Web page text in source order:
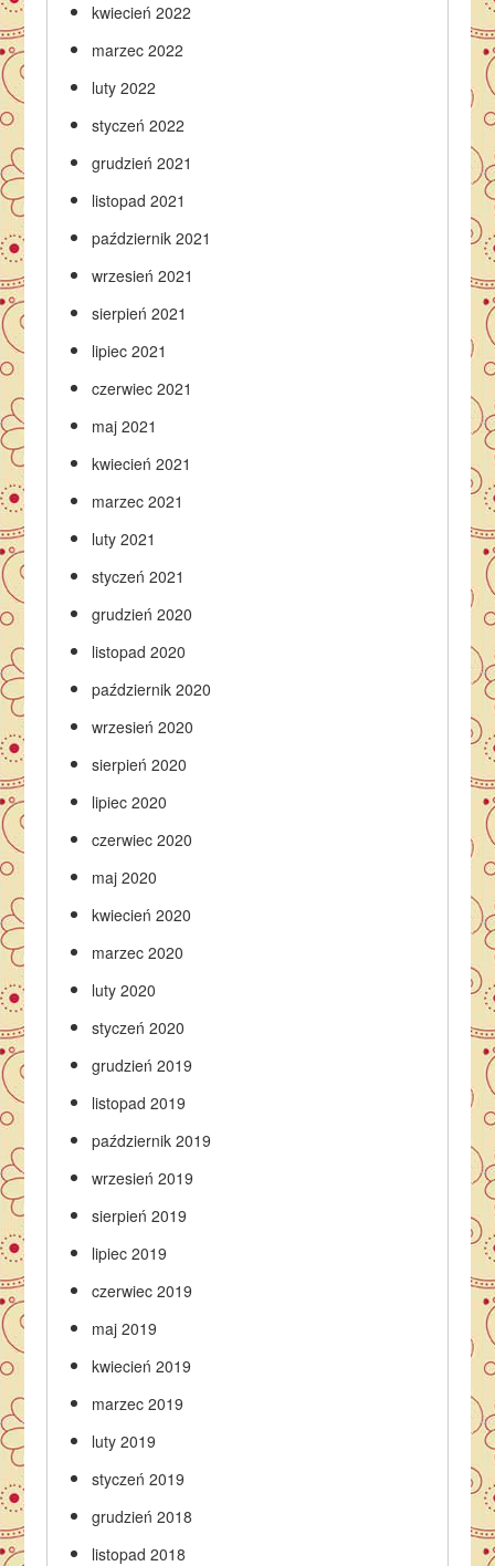
kwiecień 2022
marzec 2022
luty 2022
styczeń 2022
grudzień 2021
listopad 2021
październik 2021
wrzesień 2021
sierpień 2021
lipiec 2021
czerwiec 2021
maj 2021
kwiecień 2021
marzec 2021
luty 2021
styczeń 2021
grudzień 2020
listopad 2020
październik 2020
wrzesień 2020
sierpień 2020
lipiec 2020
czerwiec 2020
maj 2020
kwiecień 2020
marzec 2020
luty 2020
styczeń 2020
grudzień 2019
listopad 2019
październik 2019
wrzesień 2019
sierpień 2019
lipiec 2019
czerwiec 2019
maj 2019
kwiecień 2019
marzec 2019
luty 2019
styczeń 2019
grudzień 2018
listopad 2018